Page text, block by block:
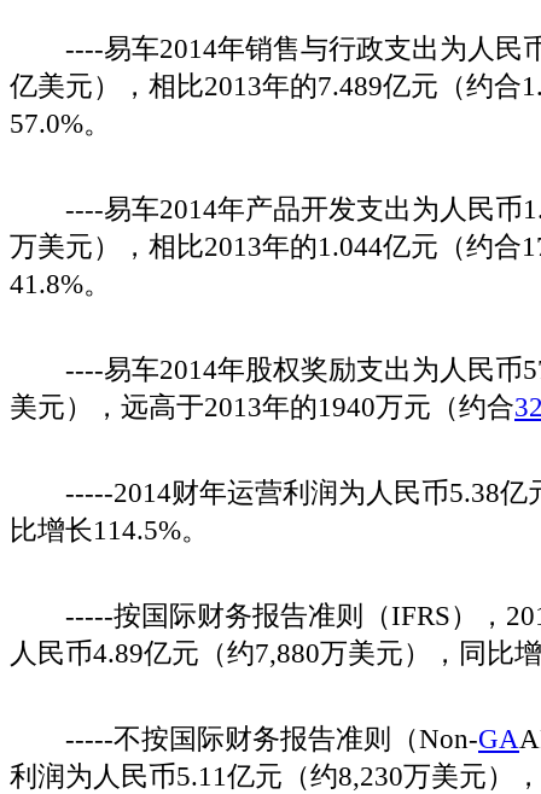
----易车2014年销售与行政支出为人民
亿美元），相比2013年的7.489亿元（约合
57.0%。
----易车2014年产品开发支出为人民币
万美元），相比2013年的1.044亿元（约合
41.8%。
----易车2014年股权奖励支出为人民币
美元），远高于2013年的1940万元（约合
-----2014财年运营利润为人民币5.38亿
比增长114.5%。
-----按国际财务报告准则（IFRS），
人民币4.89亿元（约7,880万美元），同比
-----不按国际财务报告准则（Non-GA
利润为人民币5.11亿元（约8,230万美元）